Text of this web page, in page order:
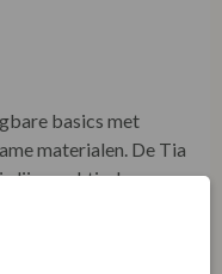
basics met
materialen. De Tia
lijn: praktisch,
te dragen.